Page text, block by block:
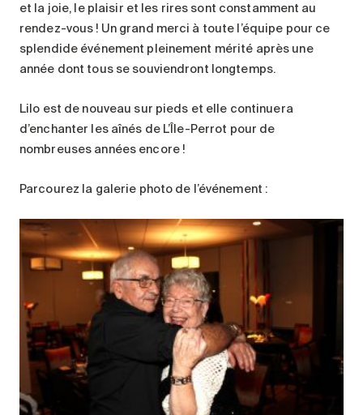
et la joie, le plaisir et les rires sont constamment au
rendez-vous ! Un grand merci à toute l’équipe pour ce
splendide événement pleinement mérité après une
année dont tous se souviendront longtemps.
Lilo est de nouveau sur pieds et elle continuera
d’enchanter les aînés de L’Île-Perrot pour de
nombreuses années encore !
Parcourez la galerie photo de l’événement :